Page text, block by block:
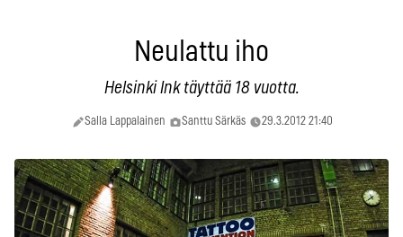
Neulattu iho
Helsinki Ink täyttää 18 vuotta.
Salla Lappalainen Santtu Särkäs 29.3.2012 21:40